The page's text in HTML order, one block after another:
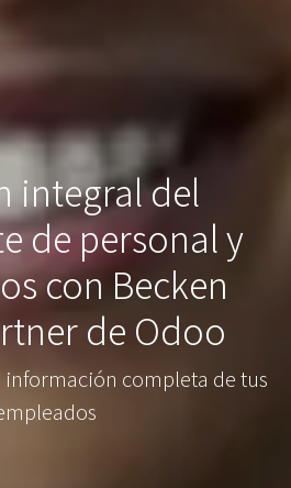
integral del
de personal y
con Becken
de Odoo
información completa de tus